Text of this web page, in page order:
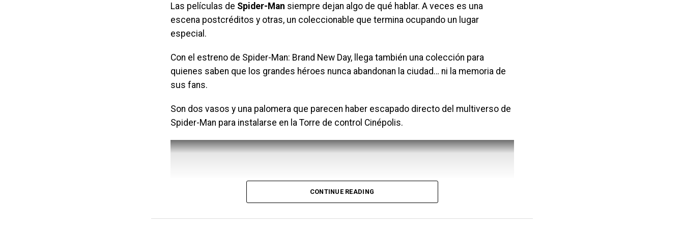
Las películas de Spider-Man siempre dejan algo de qué hablar. A veces es una
escena postcréditos y otras, un coleccionable que termina ocupando un lugar
especial.
Con el estreno de Spider-Man: Brand New Day, llega también una colección para
quienes saben que los grandes héroes nunca abandonan la ciudad… ni la memoria de
sus fans.
Son dos vasos y una palomera que parecen haber escapado directo del multiverso de
Spider-Man para instalarse en la Torre de control Cinépolis.
CONTINUE READING